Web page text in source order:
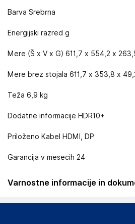
Barva Srebrna
Energijski razred g
Mere (Š x V x G) 611,7 x 554,2 x
Mere brez stojala 611,7 x 353,8 x
Teža 6,9 kg
Dodatne informacije HDR10+
Priloženo Kabel HDMI, DP
Garancija v mesecih 24
Varnostne informacije in
Podatki o proizvajalcu